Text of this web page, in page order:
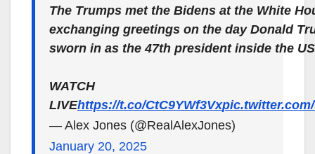
The Trumps met the Bidens at the White
exchanging greetings on the day Donald
sworn in as the 47th president inside the
WATCH
LIVEhttps://t.co/CtC9YWf3Vx
— Alex Jones (@RealAlexJones)
January 20, 2025